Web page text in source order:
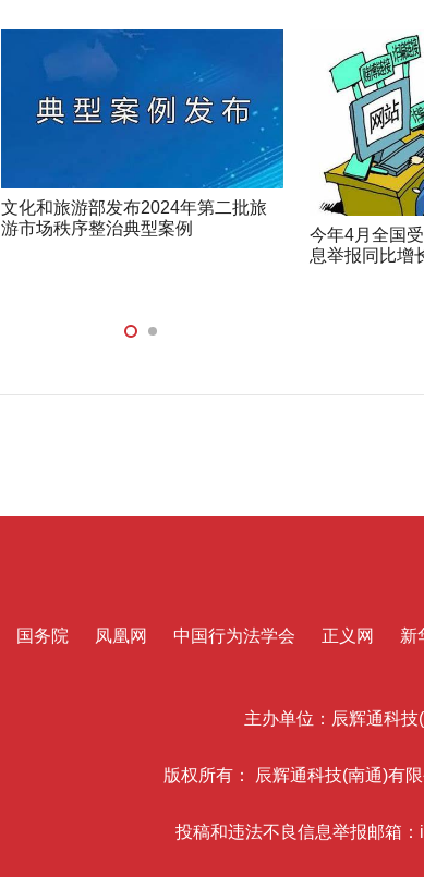
文化和旅游部发布2024年第二批旅
游市场秩序整治典型案例
今年4月全国
息举报同比增
国务院 凤凰网 中国行为法学会 正义网 新
主办单位：辰辉通科技(
版权所有： 辰辉通科技(南通)有
投稿和违法不良信息举报邮箱